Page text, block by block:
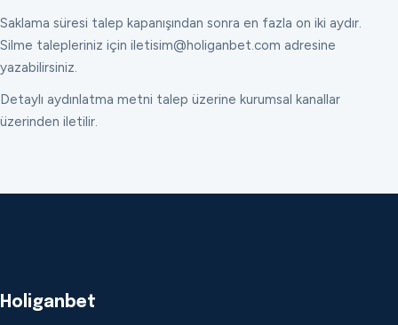
Saklama süresi talep kapanışından sonra en fazla on iki aydır.
Silme talepleriniz için iletisim@holiganbet.com adresine
yazabilirsiniz.
Detaylı aydınlatma metni talep üzerine kurumsal kanallar
üzerinden iletilir.
Holiganbet